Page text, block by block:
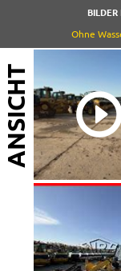
Ohne
ANSICHT